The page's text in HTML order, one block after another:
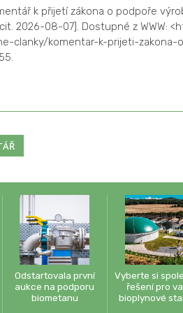
k přijetí zákona o podpoře
2026-08-07]. Dostupné z WWW:
clanky/komentar-k-prijeti-
Odstartovala první
aukce na podporu
biometanu
Vyberte si
řešení pro
bioplynové